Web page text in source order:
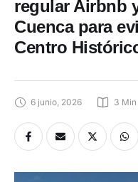
regular Airbnb
Cuenca para
Centro
6 junio, 2026 3